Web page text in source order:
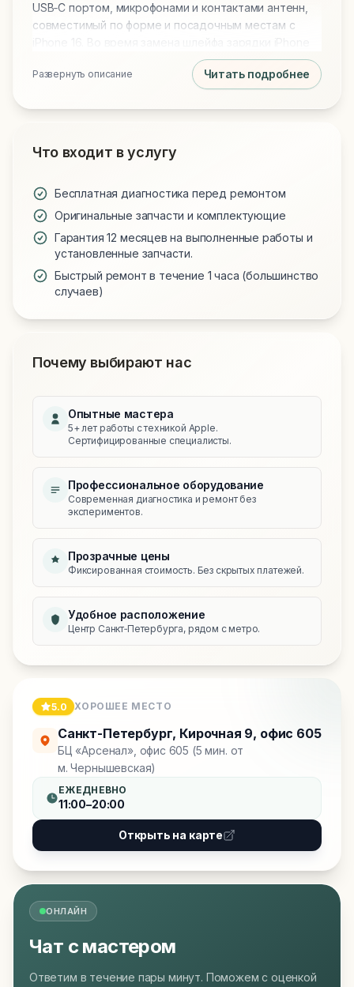
USB‑C портом, микрофонами и контактами антенн,
совместимый по форме и посадочным местам с
16 копия смартфон разбирается, отключается
аккумулятор, снимается динамик, Taptic Engine и
новый модуль и восстанавливается герметизация
После сборки проверяется зарядка, быстрая
зарядка по USB‑C, передача данных и работа
шлейфа, когда одной очисткой проблему решить
уже нельзя
Развернуть описание Читать подробнее
Что входит в услугу
Бесплатная диагностика перед ремонтом
Оригинальные запчасти и комплектующие
Гарантия 12 месяцев на выполненные работы и
установленные запчасти.
Быстрый ремонт в течение 1 часа (большинство
случаев)
Почему выбирают нас
Опытные мастера
5+ лет работы с техникой Apple.
Сертифицированные специалисты.
Профессиональное оборудование
Современная диагностика и ремонт без
экспериментов.
Прозрачные цены
Фиксированная стоимость. Без скрытых платежей.
Удобное расположение
Центр Санкт‑Петербурга, рядом с метро.
5.0 ХОРОШЕЕ МЕСТО
Санкт-Петербург, Кирочная 9, офис 605
БЦ «Арсенал», офис 605 (5 мин. от
м. Чернышевская)
ЕЖЕДНЕВНО
11:00–20:00
Открыть на карте
ОНЛАЙН
Чат с мастером
Ответим в течение пары минут. Поможем с оценкой